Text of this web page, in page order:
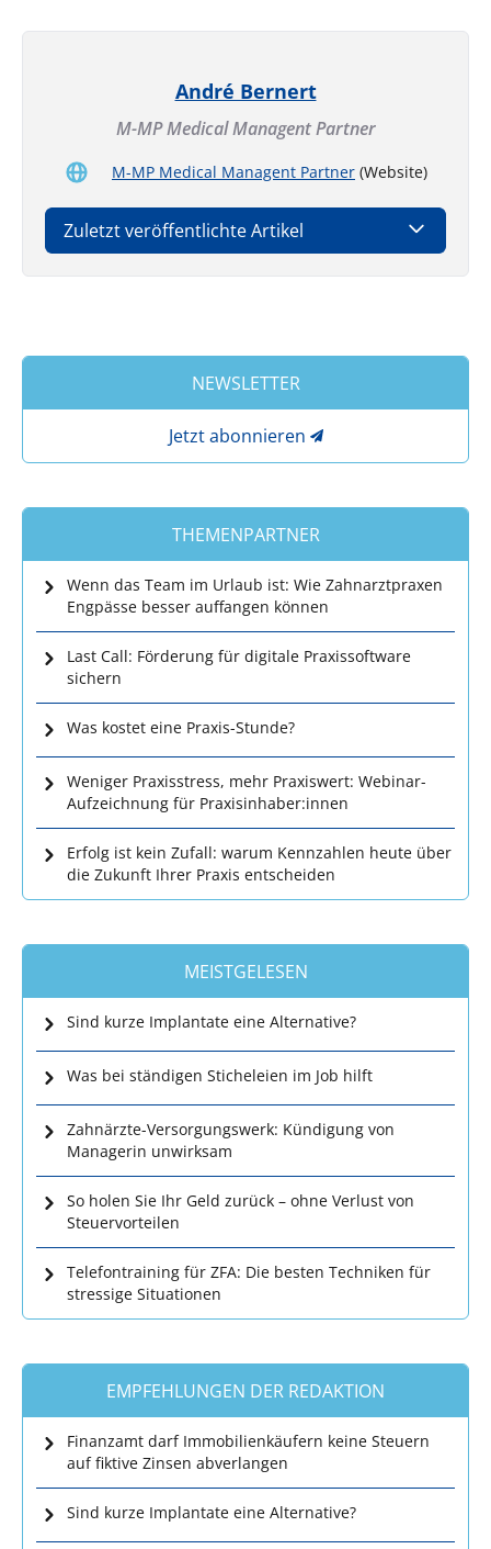
André Bernert
M-MP Medical Managent Partner
M-MP Medical Managent Partner (Website)
Zuletzt veröffentlichte Artikel
NEWSLETTER
Jetzt abonnieren
THEMENPARTNER
Wenn das Team im Urlaub ist: Wie Zahnarztpraxen
Engpässe besser auffangen können
Last Call: Förderung für digitale Praxissoftware
sichern
Was kostet eine Praxis-Stunde?
Weniger Praxisstress, mehr Praxiswert: Webinar-
Aufzeichnung für Praxisinhaber:innen
Erfolg ist kein Zufall: warum Kennzahlen heute über
die Zukunft Ihrer Praxis entscheiden
MEISTGELESEN
Sind kurze Implantate eine Alternative?
Was bei ständigen Sticheleien im Job hilft
Zahnärzte-Versorgungswerk: Kündigung von
Managerin unwirksam
So holen Sie Ihr Geld zurück – ohne Verlust von
Steuervorteilen
Telefontraining für ZFA: Die besten Techniken für
stressige Situationen
EMPFEHLUNGEN DER REDAKTION
Finanzamt darf Immobilienkäufern keine Steuern
auf fiktive Zinsen abverlangen
Sind kurze Implantate eine Alternative?